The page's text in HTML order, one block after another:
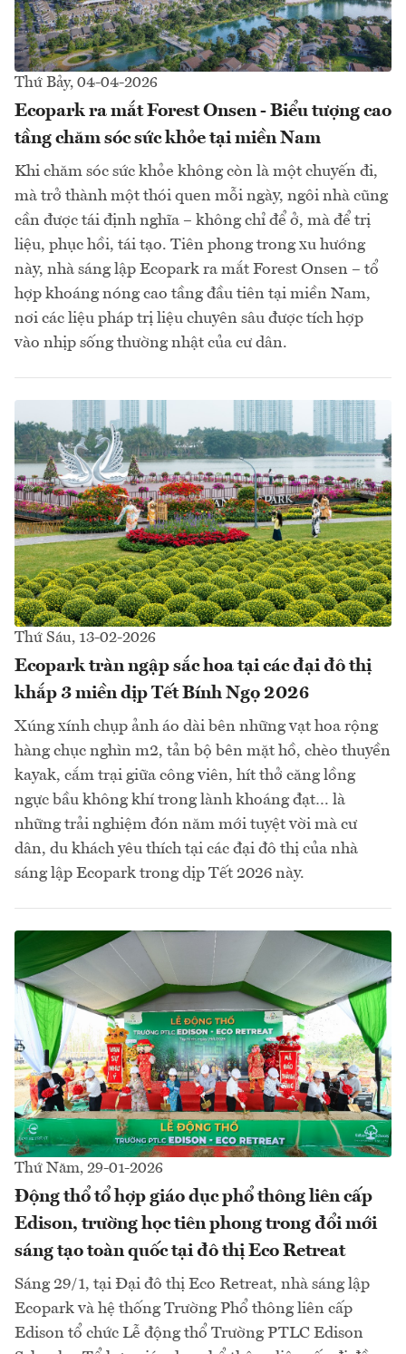
Thứ Bảy, 04-04-2026
Ecopark ra mắt Forest Onsen - Biểu tượng cao
tầng chăm sóc sức khỏe tại miền Nam
Khi chăm sóc sức khỏe không còn là một chuyến đi,
mà trở thành một thói quen mỗi ngày, ngôi nhà cũng
cần được tái định nghĩa – không chỉ để ở, mà để trị
liệu, phục hồi, tái tạo. Tiên phong trong xu hướng
này, nhà sáng lập Ecopark ra mắt Forest Onsen – tổ
hợp khoáng nóng cao tầng đầu tiên tại miền Nam,
nơi các liệu pháp trị liệu chuyên sâu được tích hợp
vào nhịp sống thường nhật của cư dân.
Thứ Sáu, 13-02-2026
Ecopark tràn ngập sắc hoa tại các đại đô thị
khắp 3 miền dịp Tết Bính Ngọ 2026
Xúng xính chụp ảnh áo dài bên những vạt hoa rộng
hàng chục nghìn m2, tản bộ bên mặt hồ, chèo thuyền
kayak, cắm trại giữa công viên, hít thở căng lồng
ngực bầu không khí trong lành khoáng đạt… là
những trải nghiệm đón năm mới tuyệt vời mà cư
dân, du khách yêu thích tại các đại đô thị của nhà
sáng lập Ecopark trong dịp Tết 2026 này.
Thứ Năm, 29-01-2026
Động thổ tổ hợp giáo dục phổ thông liên cấp
Edison, trường học tiên phong trong đổi mới
sáng tạo toàn quốc tại đô thị Eco Retreat
Sáng 29/1, tại Đại đô thị Eco Retreat, nhà sáng lập
Ecopark và hệ thống Trường Phổ thông liên cấp
Edison tổ chức Lễ động thổ Trường PTLC Edison